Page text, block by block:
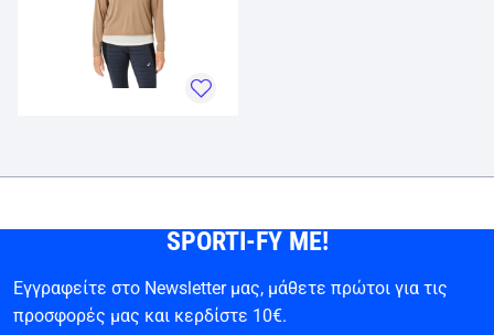
SPORTI-FY ME!
Εγγραφείτε στο Newsletter μας, μάθετε πρώτοι για τις
προσφορές μας και κερδίστε 10€.